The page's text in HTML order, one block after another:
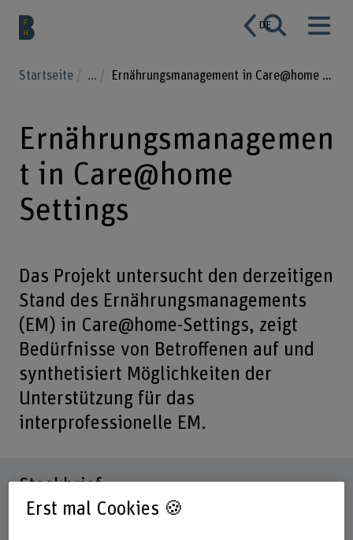
DE
Startseite ... Ernährungsmanagement in Care@home Settings
Ernährungsmanagemen
t in Care@home
Settings
Das Projekt untersucht den derzeitigen
Stand des Ernährungsmanagements
(EM) in Care@home-Settings, zeigt
Bedürfnisse von Betroffenen auf und
synthetisiert Möglichkeiten der
Unterstützung für das
interprofessionelle EM.
Steckbrief
Erst mal Cookies 🍪